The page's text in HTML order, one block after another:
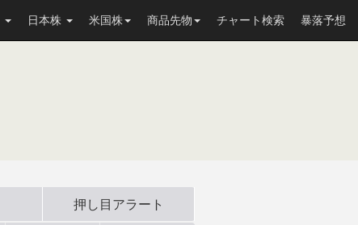
日本株 米国株 商品先物 チャート検索 暴落予想
押し目 アラート